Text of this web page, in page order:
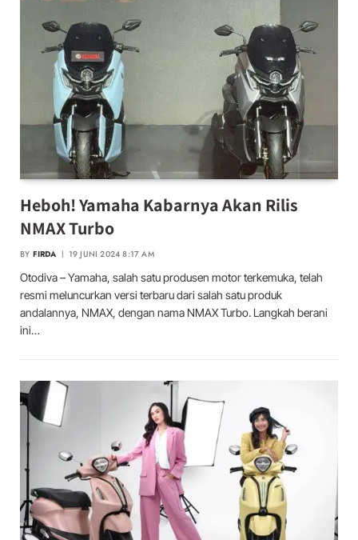
Heboh! Yamaha Kabarnya Akan Rilis
NMAX Turbo
BY FIRDA 19 JUNI 2024 8:17 AM
Otodiva – Yamaha, salah satu produsen motor terkemuka, telah
resmi meluncurkan versi terbaru dari salah satu produk
andalannya, NMAX, dengan nama NMAX Turbo. Langkah berani
ini…